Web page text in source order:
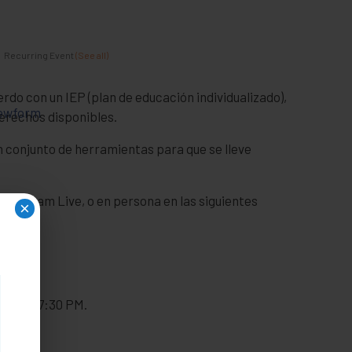
×
Recurring Event (See all)
con un IEP (plan de educación individualizado),
disponibles.
de herramientas para que se lleve
Live, o en persona en las siguientes
PM a 7:30 PM.